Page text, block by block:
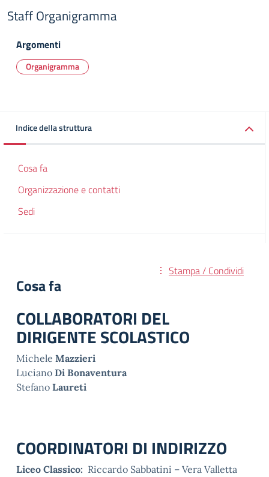
Staff Organigramma
Argomenti
Organigramma
Indice della struttura
Cosa fa
Organizzazione e contatti
Sedi
Stampa / Condividi
Cosa fa
COLLABORATORI DEL
DIRIGENTE SCOLASTICO
Michele Mazzieri
Luciano Di Bonaventura
Stefano Laureti
COORDINATORI DI INDIRIZZO
Liceo Classico: Riccardo Sabbatini – Vera Valletta